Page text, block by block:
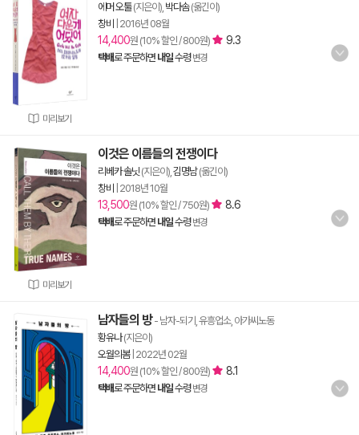
미리보기
에머 오툴(지은이), 박다솜(옮긴이)
창비
2016년 08월
14,400원 (10% 할인 / 800원) 9.3
택배로 주문하면 내일수령 변경
미리보기
이것은 이름들의 전쟁이다
리베카 솔닛 (지은이), 김명남(옮긴이)
창비
2018년 10월
13,500원 (10% 할인 / 750원) 8.6
택배로 주문하면 내일수령 변경
남자들의 방- 남자-되기, 유흥업소, 아가씨노동
황유나(지은이)
오월의봄| 2022년 02월
14,400원 (10% 할인 / 800원) 8.1
택배로 주문하면 내일수령 변경